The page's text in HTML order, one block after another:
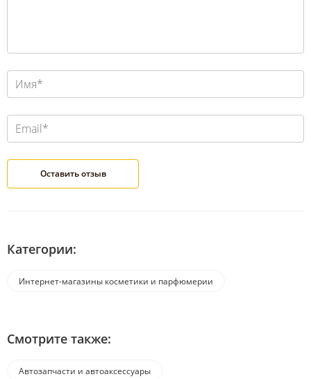
Категории:
Интернет-магазины косметики и парфюмерии
Смотрите также:
Автозапчасти и автоаксессуары